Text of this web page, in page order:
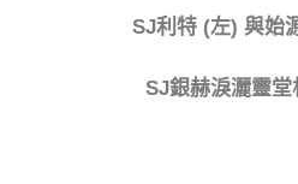
SJ利特 (左) 與始
SJ銀赫淚灑靈堂